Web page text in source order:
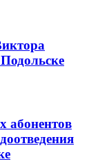
абонентов